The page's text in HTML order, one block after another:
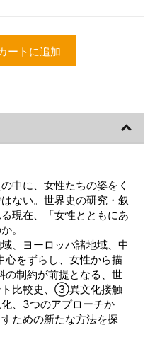
ートに追加
中に、女性たちの姿をく
ない。世界史の研究・叙
現在、「女性とともにあ
。
、ヨーロッパ諸地域、中
をずらし、女性から描
制約が前提となる、世
ト比較史、③異文化接触
、3つのアプローチか
ための新たな方法を探